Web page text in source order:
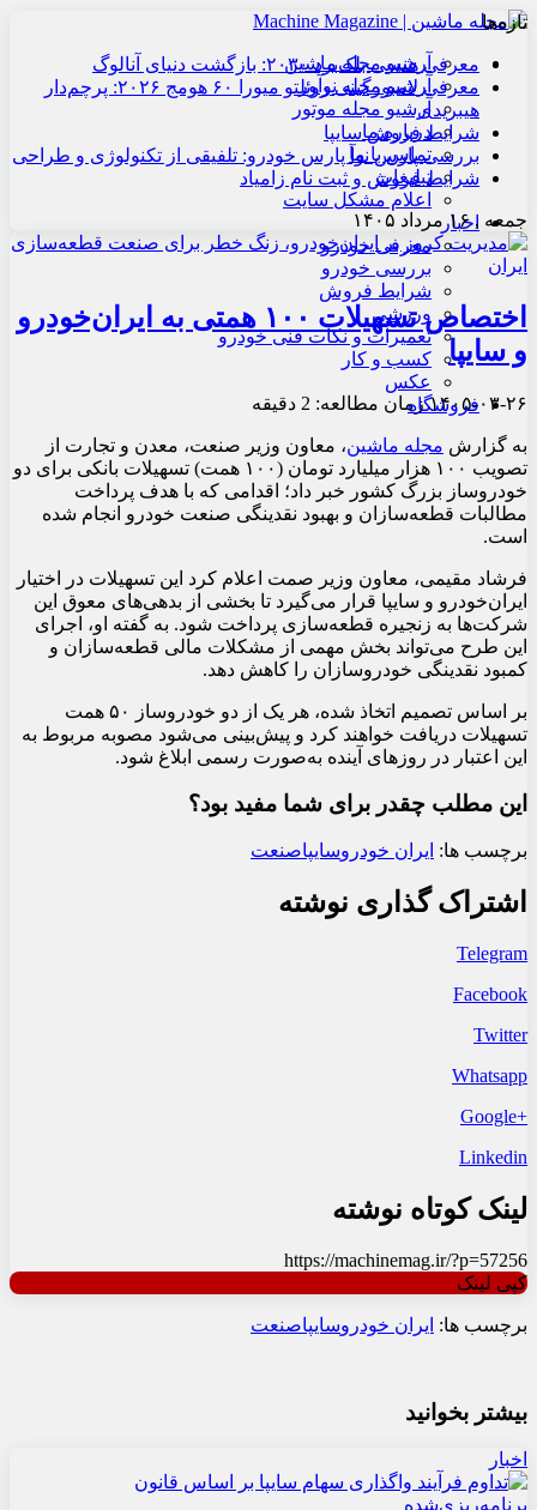
آرشیو مجله ماشین
آرشیو مجله نوآور
آرشیو مجله موتور
درباره ما
تماس با ما
تبلیغات
اعلام مشکل سایت
اخبار
معرفی خودرو
بررسی خودرو
شرایط فروش
ورزشی
تعمیرات و نکات فنی خودرو
کسب و کار
عکس
فروشگاه
تازه‌ها
معرفی هنسی بلک‌برد ۲۰۳۰: بازگشت دنیای آنالوگ
معرفی لامبورگینی روئلتو میورا ۶۰ هومج ۲۰۲۶: پرچم‌دار
هیبریدی
شرایط فروش سایپا
بررسی پارس نوآ پارس خودرو: تلفیقی از تکنولوژی و طراحی
شرایط فروش و ثبت نام زامیاد
جمعه , ۱۶ مرداد ۱۴۰۵
اختصاص تسهیلات ۱۰۰ همتی به ایران‌خودرو
و سایپا
۱۴۰۵-۰۳-۲۶زمان مطالعه: 2 دقیقه
به گزارش مجله ماشین، معاون وزیر صنعت، معدن و تجارت از
تصویب ۱۰۰ هزار میلیارد تومان (۱۰۰ همت) تسهیلات بانکی برای دو
خودروساز بزرگ کشور خبر داد؛ اقدامی که با هدف پرداخت
مطالبات قطعه‌سازان و بهبود نقدینگی صنعت خودرو انجام شده
است.
فرشاد مقیمی، معاون وزیر صمت اعلام کرد این تسهیلات در اختیار
ایران‌خودرو و سایپا قرار می‌گیرد تا بخشی از بدهی‌های معوق این
شرکت‌ها به زنجیره قطعه‌سازی پرداخت شود. به گفته او، اجرای
این طرح می‌تواند بخش مهمی از مشکلات مالی قطعه‌سازان و
کمبود نقدینگی خودروسازان را کاهش دهد.
بر اساس تصمیم اتخاذ شده، هر یک از دو خودروساز ۵۰ همت
تسهیلات دریافت خواهند کرد و پیش‌بینی می‌شود مصوبه مربوط به
این اعتبار در روزهای آینده به‌صورت رسمی ابلاغ شود.
این مطلب چقدر برای شما مفید بود؟
برچسب ها: ایران خودروسایپاصنعت
اشتراک گذاری نوشته
Telegram
Facebook
Twitter
Whatsapp
+Google
Linkedin
لینک کوتاه نوشته
https://machinemag.ir/?p=57256
کپی لینک
برچسب ها: ایران خودروسایپاصنعت
بیشتر بخوانید
اخبار